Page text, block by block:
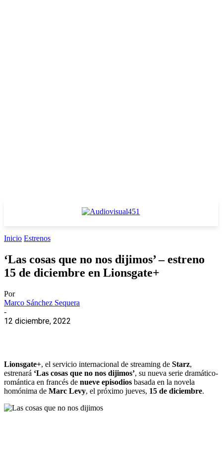
Inicio Estrenos
‘Las cosas que no nos dijimos’ – estreno
15 de diciembre en Lionsgate+
Por
Marco Sánchez Sequera
-
12 diciembre, 2022
Lionsgate+, el servicio internacional de streaming de Starz,
estrenará ‘Las cosas que no nos dijimos’, su nueva serie dramático-
romántica en francés de nueve episodios basada en la novela
homónima de Marc Levy, el próximo jueves, 15 de diciembre.